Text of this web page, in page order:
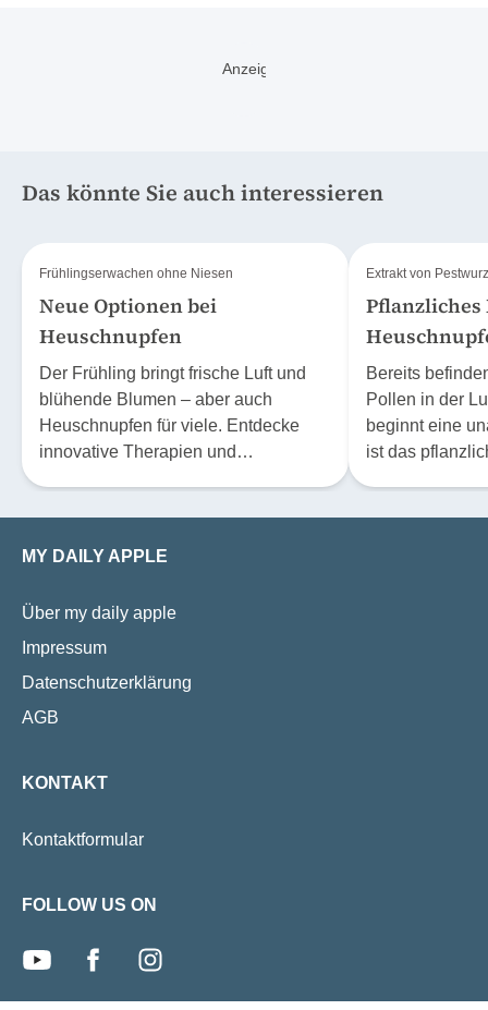
Das könnte Sie auch interessieren
Frühlingserwachen ohne Niesen
Neue Optionen bei
Heuschnupfen
Der Frühling bringt frische Luft und
blühende Blumen – aber auch
Heuschnupfen für viele. Entdecke
innovative Therapien und
Extrakt von
Bereits
Pollen in der
beginnt eine
ist das
MY DAILY APPLE
Über my daily apple
Impressum
Datenschutzerklärung
AGB
KONTAKT
Kontaktformular
FOLLOW US ON
youtube facebookinstagram